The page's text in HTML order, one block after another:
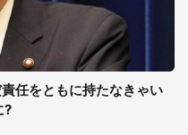
任をともに持たなきゃい
?